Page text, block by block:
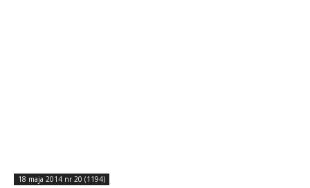
18 maja 2014 nr 20 (1194)